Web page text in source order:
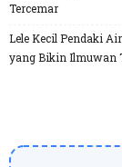
Tercemar
Lele Kecil Pendaki
yang Bikin Ilmuwan